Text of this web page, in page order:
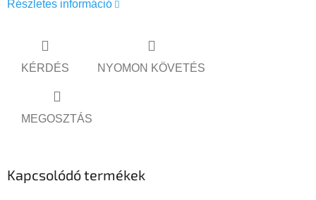
Részletes információ
KÉRDÉS NYOMON KÖVETÉS
MEGOSZTÁS
Kapcsolódó termékek